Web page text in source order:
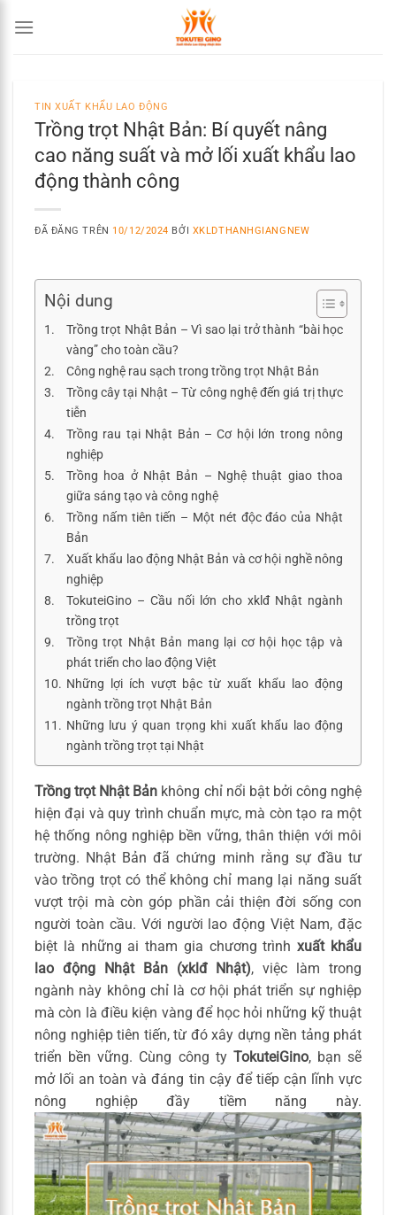
đến
TIN XUẤT KHẨU LAO ĐỘNG
Trồng trọt Nhật Bản: Bí quyết nâng
cao năng suất và mở lối xuất khẩu lao
động thành công
ĐÃ ĐĂNG TRÊN 10/12/2024 BỞI XKLDTHANHGIANGNEW
Nội dung
Trồng trọt Nhật Bản – Vì sao lại trở thành “bài học
vàng” cho toàn cầu?
Công nghệ rau sạch trong trồng trọt Nhật Bản
Trồng cây tại Nhật – Từ công nghệ đến giá trị thực
tiễn
Trồng rau tại Nhật Bản – Cơ hội lớn trong nông
nghiệp
Trồng hoa ở Nhật Bản – Nghệ thuật giao thoa
giữa sáng tạo và công nghệ
Trồng nấm tiên tiến – Một nét độc đáo của Nhật
Bản
Xuất khẩu lao động Nhật Bản và cơ hội nghề nông
nghiệp
TokuteiGino – Cầu nối lớn cho xklđ Nhật ngành
trồng trọt
Trồng trọt Nhật Bản mang lại cơ hội học tập và
phát triển cho lao động Việt
Những lợi ích vượt bậc từ xuất khẩu lao động
ngành trồng trọt Nhật Bản
Những lưu ý quan trọng khi xuất khẩu lao động
ngành trồng trọt tại Nhật
Trồng trọt Nhật Bản không chỉ nổi bật bởi công nghệ
hiện đại và quy trình chuẩn mực, mà còn tạo ra một
hệ thống nông nghiệp bền vững, thân thiện với môi
trường. Nhật Bản đã chứng minh rằng sự đầu tư
vào trồng trọt có thể không chỉ mang lại năng suất
vượt trội mà còn góp phần cải thiện đời sống con
người toàn cầu. Với người lao động Việt Nam, đặc
biệt là những ai tham gia chương trìnhxuất khẩu
lao động Nhật Bản (xklđ Nhật), việc làm trong
ngành này không chỉ là cơ hội phát triển sự nghiệp
mà còn là điều kiện vàng để học hỏi những kỹ thuật
nông nghiệp tiên tiến, từ đó xây dựng nền tảng phát
triển bền vững. Cùng công ty TokuteiGino, bạn sẽ
mở lối an toàn và đáng tin cậy để tiếp cận lĩnh vực
nông nghiệp đầy tiềm năng này.